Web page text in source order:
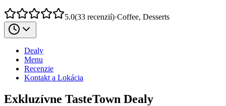
5.0(33 recenzií)·Coffee, Desserts
Dealy
Menu
Recenzie
Kontakt a Lokácia
Exkluzívne TasteTown Dealy